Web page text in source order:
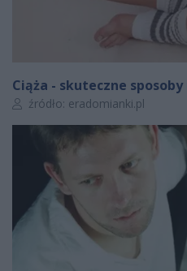
Ciąża - skuteczne
Autor artykułu:
źródło: eradomianki.pl